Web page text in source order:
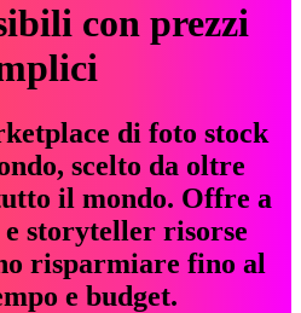
con prezzi
di foto stock
scelto da oltre
il mondo. Offre a
storyteller risorse
risparmiare fino al
e budget.